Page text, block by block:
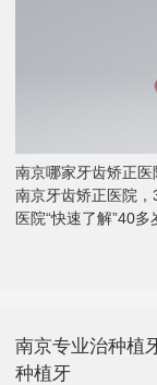
南京哪家牙齿矫正医
南京牙齿矫正医院
医院“快速了解”40多
南京专业治种植
种植牙